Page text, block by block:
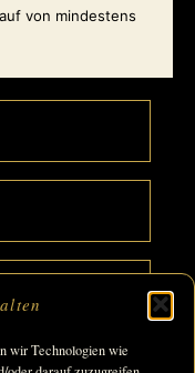
wir Technologien wie
von mindestens